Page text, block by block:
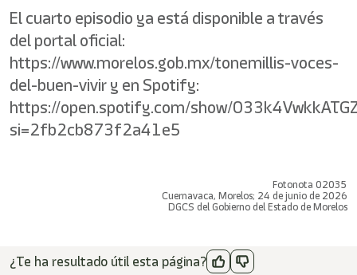
El cuarto episodio ya está disponible a través
del portal oficial:
https://www.morelos.gob.mx/tonemillis-voces-
del-buen-vivir y en Spotify:
https://open.spotify.com/show/
si=2fb2cb873f2a41e5
Fotonota 02035
Cuernavaca, Morelos; 24 de junio de 2026
DGCS del Gobierno del Estado de Morelos
¿Te ha resultado útil esta página?